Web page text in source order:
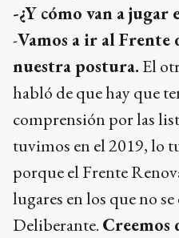
-¿Y cómo van a jugar
-Vamos a ir al Frente
nuestra postura.El
habló de que hay que
comprensión por las
tuvimos en el 2019, lo
porque el Frente
lugares en los que no
Deliberante. Creemos